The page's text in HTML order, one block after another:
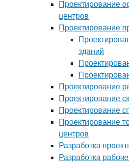
Проектирование
центров
Проектирование
зданий
Проектирование
Проектирование
Проектирование
Проектирование
центров
Разработка
Разработка